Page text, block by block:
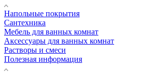
Напольные покрытия
Сантехника
Мебель для ванных комнат
Аксессуары для ванных комнат
Растворы и смеси
Полезная информация